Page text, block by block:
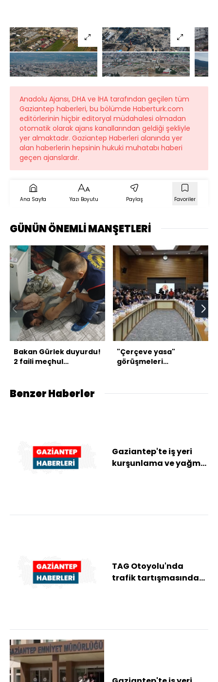
Anadolu Ajansı, DHA ve İHA tarafından geçilen tüm
Gaziantep haberleri, bu bölümde Haberturk.com
editörlerinin hiçbir editoryal müdahalesi olmadan
otomatik olarak ajans kanallarından geldiği şekliyle
yer almaktadır. Gaziantep Haberleri alanında yer
alan haberlerin hepsinin hukuki muhatabı haberi
geçen ajanslardır.
Ana Sayfa Yazı Boyutu Paylaş Favoriler
GÜNÜN ÖNEMLİ MANŞETLERİ
Bakan Gürlek duyurdu!
2 faili meçhul
"Çerçeve yasa"
görüşmeleri
Benzer Haberler
Gaziantep'te iş yeri
kurşunlama ve yağma
TAG Otoyolu'nda
trafik tartışmasında